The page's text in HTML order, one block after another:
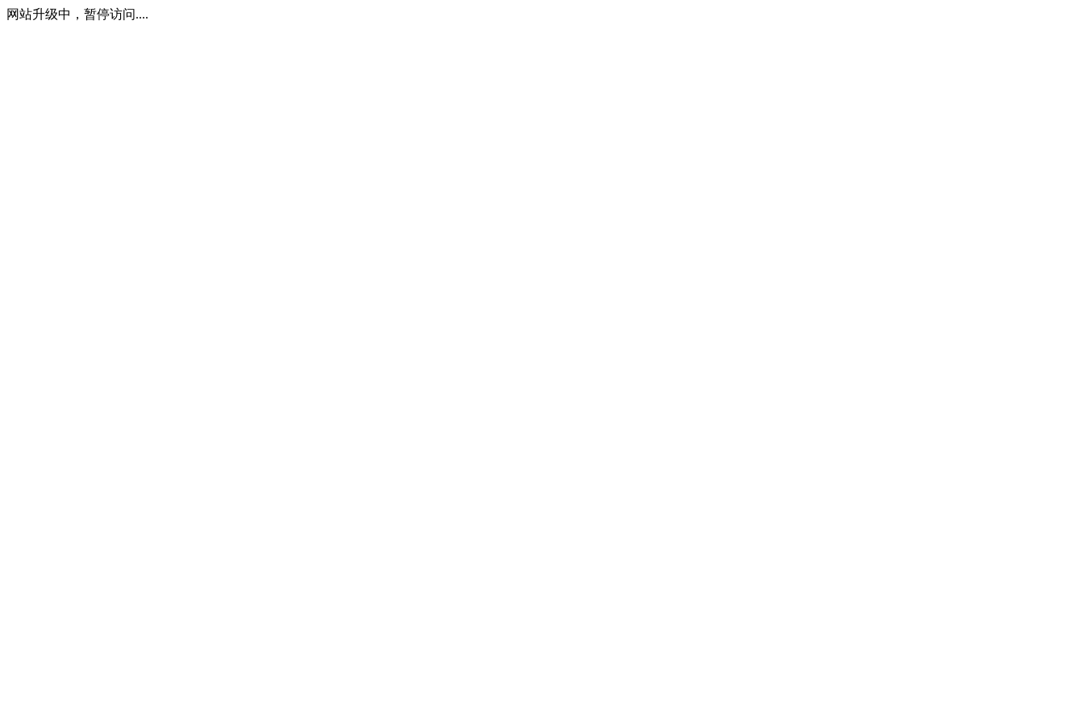
网站升级中，暂停访问....